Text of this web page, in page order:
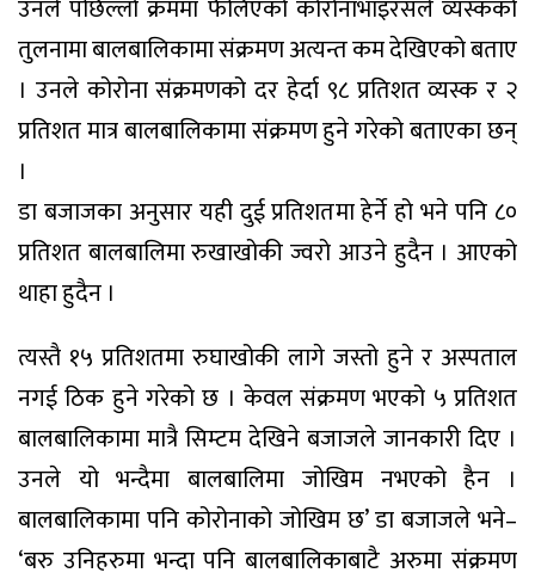
उनले पछिल्लो क्रममा फैलिएको कोरोनाभाइरसले व्यस्कको
तुलनामा बालबालिकामा संक्रमण अत्यन्त कम देखिएको बताए
। उनले कोरोना संक्रमणको दर हेर्दा ९८ प्रतिशत व्यस्क र २
प्रतिशत मात्र बालबालिकामा संक्रमण हुने गरेको बताएका छन्
।
डा बजाजका अनुसार यही दुई प्रतिशतमा हेर्ने हो भने पनि ८०
प्रतिशत बालबालिमा रुखाखोकी ज्वरो आउने हुदैन । आएको
थाहा हुदैन ।
त्यस्तै १५ प्रतिशतमा रुघाखोकी लागे जस्तो हुने र अस्पताल
नगई ठिक हुने गरेको छ । केवल संक्रमण भएको ५ प्रतिशत
बालबालिकामा मात्रै सिम्टम देखिने बजाजले जानकारी दिए ।
उनले यो भन्दैमा बालबालिमा जोखिम नभएको हैन ।
बालबालिकामा पनि कोरोनाको जोखिम छ’ डा बजाजले भने–
‘बरु उनिहरुमा भन्दा पनि बालबालिकाबाटै अरुमा संक्रमण